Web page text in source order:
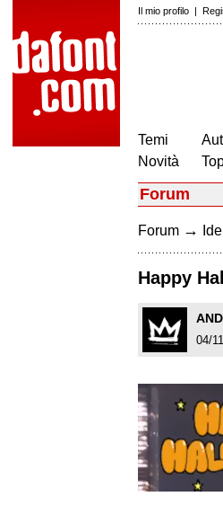
Il mio profilo |
Temi
Novità
Forum
Forum →
Happy
04/